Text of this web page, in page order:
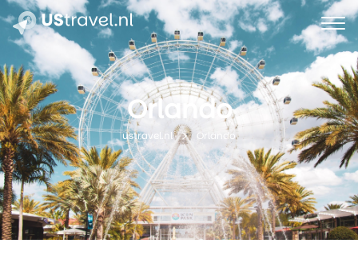
Orlando
ustravel.nl Orlando